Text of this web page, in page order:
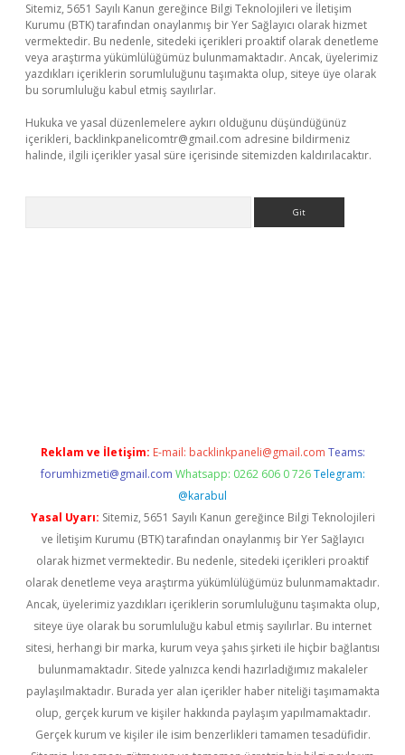
Sitemiz, 5651 Sayılı Kanun gereğince Bilgi Teknolojileri ve İletişim
Kurumu (BTK) tarafından onaylanmış bir Yer Sağlayıcı olarak hizmet
vermektedir. Bu nedenle, sitedeki içerikleri proaktif olarak denetleme
veya araştırma yükümlülüğümüz bulunmamaktadır. Ancak, üyelerimiz
yazdıkları içeriklerin sorumluluğunu taşımakta olup, siteye üye olarak
bu sorumluluğu kabul etmiş sayılırlar.
Hukuka ve yasal düzenlemelere aykırı olduğunu düşündüğünüz
içerikleri, backlinkpanelicomtr@gmail.com adresine bildirmeniz
halinde, ilgili içerikler yasal süre içerisinde sitemizden kaldırılacaktır.
Reklam ve İletişim: E-mail: backlinkpaneli@gmail.com Teams:
forumhizmeti@gmail.com Whatsapp: 0262 606 0 726 Telegram:
@karabul
Yasal Uyarı: Sitemiz, 5651 Sayılı Kanun gereğince Bilgi Teknolojileri
ve İletişim Kurumu (BTK) tarafından onaylanmış bir Yer Sağlayıcı
olarak hizmet vermektedir. Bu nedenle, sitedeki içerikleri proaktif
olarak denetleme veya araştırma yükümlülüğümüz bulunmamaktadır.
Ancak, üyelerimiz yazdıkları içeriklerin sorumluluğunu taşımakta olup,
siteye üye olarak bu sorumluluğu kabul etmiş sayılırlar. Bu internet
sitesi, herhangi bir marka, kurum veya şahıs şirketi ile hiçbir bağlantısı
bulunmamaktadır. Sitede yalnızca kendi hazırladığımız makaleler
paylaşılmaktadır. Burada yer alan içerikler haber niteliği taşımamakta
olup, gerçek kurum ve kişiler hakkında paylaşım yapılmamaktadır.
Gerçek kurum ve kişiler ile isim benzerlikleri tamamen tesadüfidir.